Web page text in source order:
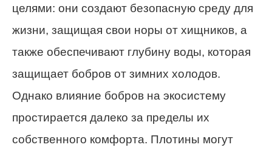
целями: они создают безопасную среду для
жизни, защищая свои норы от хищников, а
также обеспечивают глубину воды, которая
защищает бобров от зимних холодов.
Однако влияние бобров на экосистему
простирается далеко за пределы их
собственного комфорта. Плотины могут